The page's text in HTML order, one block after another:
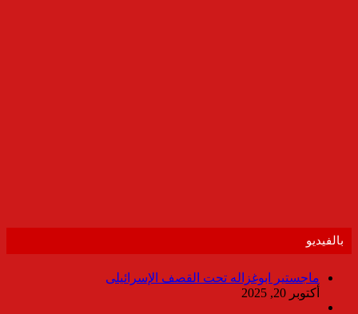
بالفيديو
ماجستير ابوغزاله تحت القصف الإسرائيلى
أكتوبر 20, 2025